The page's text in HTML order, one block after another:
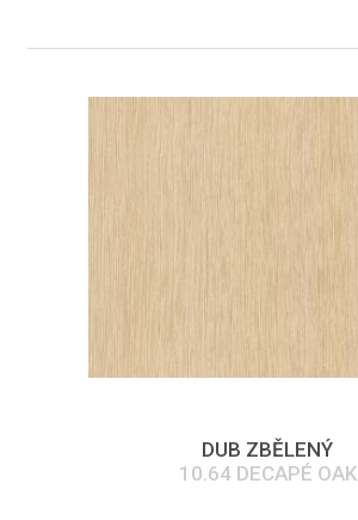
DUB ZBĚLENÝ
10.64 DECAPÉ OAK